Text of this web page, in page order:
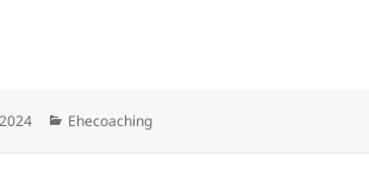
Männer Teil 6 – Bedürfnisse deiner
Kategorien
Ehecoaching